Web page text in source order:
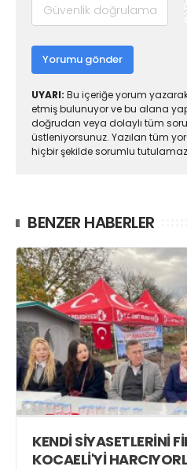
Yorumu gönder
UYARI: Bu içeriğe yorum
etmiş bulunuyor ve bu alana
doğrudan veya dolaylı tüm
üstleniyorsunuz. Yazılan tüm
hiçbir şekilde sorumlu
BENZER HABERLER
KENDİ SİYASETLERİNİ
KOCAELİ'Yİ